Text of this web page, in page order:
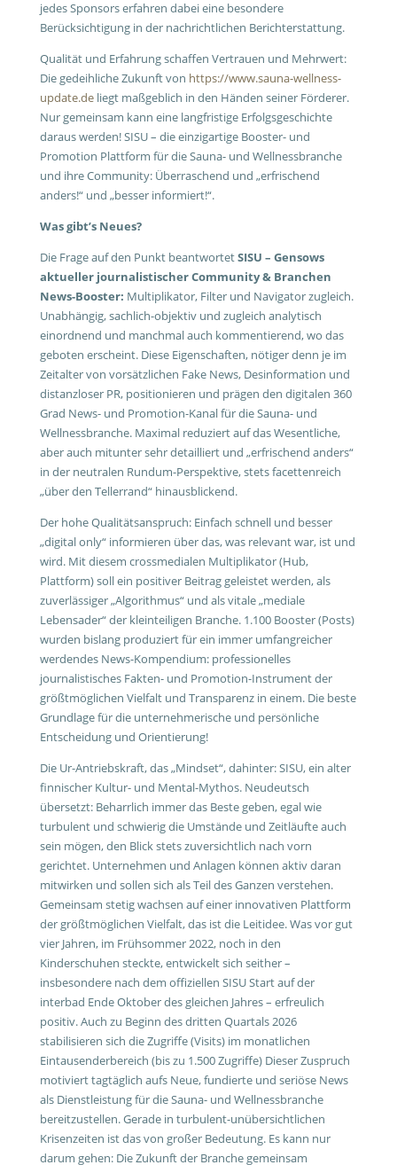
jedes Sponsors erfahren dabei eine besondere
Berücksichtigung in der nachrichtlichen Berichterstattung.
Qualität und Erfahrung schaffen Vertrauen und Mehrwert:
Die gedeihliche Zukunft von https://www.sauna-wellness-
update.deliegt maßgeblich in den Händen seiner Förderer.
Nur gemeinsam kann eine langfristige Erfolgsgeschichte
daraus werden! SISU – die einzigartige Booster- und
Promotion Plattform für die Sauna- und Wellnessbranche
und ihre Community: Überraschend und „erfrischend
anders!“ und „besser informiert!“.
Was gibt’s Neues?
Die Frage auf den Punkt beantwortetSISU – Gensows
aktueller journalistischer Community & Branchen
News-Booster: Multiplikator, Filter und Navigator zugleich.
Unabhängig, sachlich-objektiv und zugleich analytisch
einordnend und manchmal auch kommentierend, wo das
geboten erscheint. Diese Eigenschaften, nötiger denn je im
Zeitalter von vorsätzlichen Fake News, Desinformation und
distanzloser PR, positionieren und prägen den digitalen 360
Grad News- und Promotion-Kanal für die Sauna- und
Wellnessbranche. Maximal reduziert auf das Wesentliche,
aber auch mitunter sehr detailliert und „erfrischend anders“
in der neutralen Rundum-Perspektive, stets facettenreich
„über den Tellerrand“ hinausblickend.
Der hohe Qualitätsanspruch: Einfach schnell und besser
„digital only“ informieren über das, was relevant war, ist und
wird. Mit diesem crossmedialen Multiplikator (Hub,
Plattform) soll ein positiver Beitrag geleistet werden, als
zuverlässiger „Algorithmus“ und als vitale „mediale
Lebensader“ der kleinteiligen Branche. 1.100 Booster (Posts)
wurden bislang produziert für ein immer umfangreicher
werdendes News-Kompendium: professionelles
journalistisches Fakten- und Promotion-Instrument der
größtmöglichen Vielfalt und Transparenz in einem. Die beste
Grundlage für die unternehmerische und persönliche
Entscheidung und Orientierung!
Die Ur-Antriebskraft, das „Mindset“, dahinter: SISU, ein alter
finnischer Kultur- und Mental-Mythos. Neudeutsch
übersetzt: Beharrlich immer das Beste geben, egal wie
turbulent und schwierig die Umstände und Zeitläufte auch
sein mögen, den Blick stets zuversichtlich nach vorn
gerichtet. Unternehmen und Anlagen können aktiv daran
mitwirken und sollen sich als Teil des Ganzen verstehen.
Gemeinsam stetig wachsen auf einer innovativen Plattform
der größtmöglichen Vielfalt, das ist die Leitidee. Was vor gut
vier Jahren, im Frühsommer 2022, noch in den
Kinderschuhen steckte, entwickelt sich seither –
insbesondere nach dem offiziellen SISU Start auf der
interbad Ende Oktober des gleichen Jahres – erfreulich
positiv. Auch zu Beginn des dritten Quartals 2026
stabilisieren sich die Zugriffe (Visits) im monatlichen
Eintausenderbereich (bis zu 1.500 Zugriffe) Dieser Zuspruch
motiviert tagtäglich aufs Neue, fundierte und seriöse News
als Dienstleistung für die Sauna- und Wellnessbranche
bereitzustellen. Gerade in turbulent-unübersichtlichen
Krisenzeiten ist das von großer Bedeutung. Es kann nur
darum gehen: Die Zukunft der Branche gemeinsam